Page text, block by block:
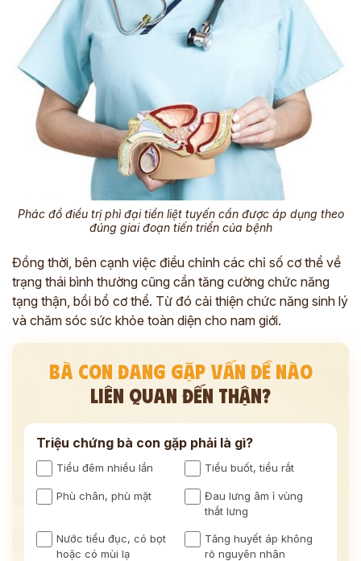
Phác đồ điều trị phì đại tiền liệt tuyến cần được áp dụng theo
đúng giai đoạn tiến triển của bệnh
Đồng thời, bên cạnh việc điều chỉnh các chỉ số cơ thể về
trạng thái bình thường cũng cần tăng cường chức năng
tạng thận, bồi bổ cơ thể. Từ đó cải thiện chức năng sinh lý
và chăm sóc sức khỏe toàn diện cho nam giới.
BÀ CON ĐANG GẶP VẤN ĐỀ NÀO
LIÊN QUAN ĐẾN THẬN?
Triệu chứng bà con gặp phải là gì?
Tiểu đêm nhiều lần Tiểu buốt, tiểu rắt
Phù chân, phù mặt
Đau lưng âm ỉ vùng
thắt lưng
Nước tiểu đục, có bọt
hoặc có mùi lạ
Tăng huyết áp không
rõ nguyên nhân